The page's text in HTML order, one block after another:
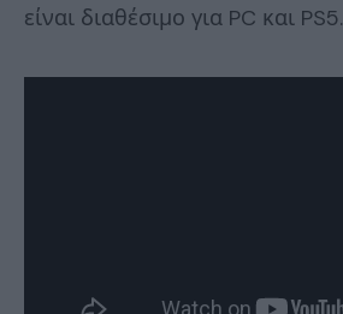
είναι διαθέσιμο για PC και PS5.